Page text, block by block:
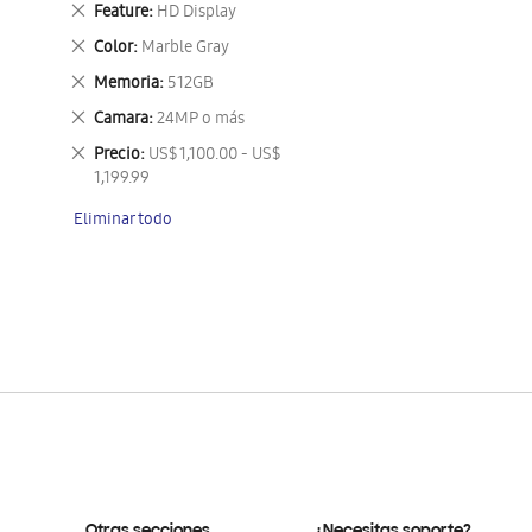
Feature HD Display
Eliminar
este
artículo
Color Marble Gray
Eliminar
este
artículo
Memoria 512GB
Eliminar
este
artículo
Camara 24MP o más
Eliminar
este
artículo
Precio US$ 1,100.00 - US$
1,199.99
Eliminar
este
Eliminar todo